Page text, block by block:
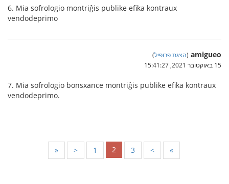
6. Mia sofrologio montriĝis publike efika kontraux
vendodeprimo
amigueo
(הצגת פרופיל)
15 באוקטובר 2021, 15:41:27
7. Mia sofrologio bonsxance montriĝis publike efika kontraux
vendodeprimo.
« < 1 2 3 > »